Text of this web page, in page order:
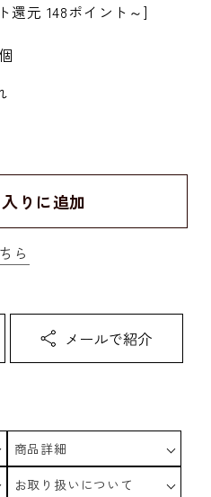
還元 148ポイント～]
りに追加
ら
商品詳細
お取り扱いについて